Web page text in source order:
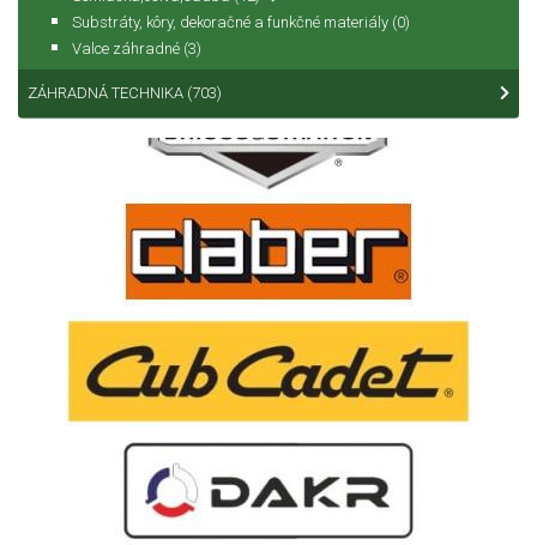
Substráty, kôry, dekoračné a funkčné materiály (0)
Valce záhradné (3)
ZÁHRADNÁ TECHNIKA (703)